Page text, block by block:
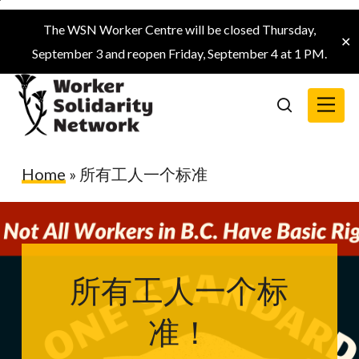
Skip
main
content
The WSN Worker Centre will be closed Thursday,
September 3 and reopen Friday, September 4 at 1 PM.
✕
search
Menu
Home » 所有工人一个标准
所有工人一个标
准！